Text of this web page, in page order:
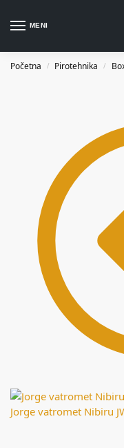
MENI
Početna / Pirotehnika /
Jorge vatromet Nibiru